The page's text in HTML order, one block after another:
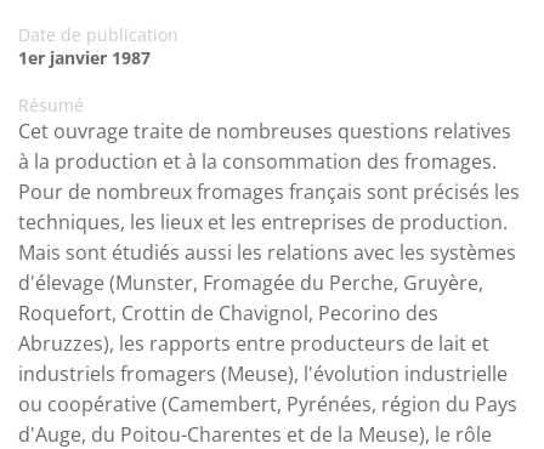
Date de publication
1er janvier 1987
Résumé
Cet ouvrage traite de nombreuses questions relatives
à la production et à la consommation des fromages.
Pour de nombreux fromages français sont précisés les
techniques, les lieux et les entreprises de production.
Mais sont étudiés aussi les relations avec les systèmes
d'élevage (Munster, Fromagée du Perche, Gruyère,
Roquefort, Crottin de Chavignol, Pecorino des
Abruzzes), les rapports entre producteurs de lait et
industriels fromagers (Meuse), l'évolution industrielle
ou coopérative (Camembert, Pyrénées, région du Pays
d'Auge, du Poitou-Charentes et de la Meuse), le rôle